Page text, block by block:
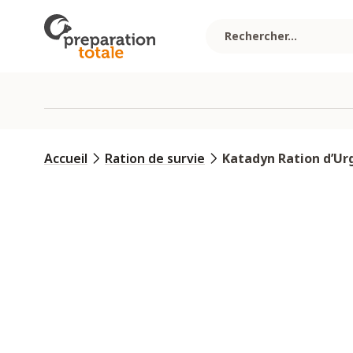
Accueil Ration de survie Katadyn Ration